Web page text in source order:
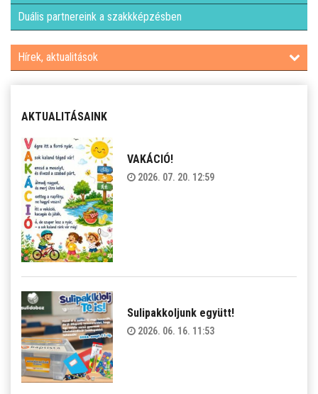
Duális partnereink a szakkképzésben
Hírek, aktualitások
AKTUALITÁSAINK
VAKÁCIÓ!
2026. 07. 20. 12:59
Sulipakkoljunk együtt!
2026. 06. 16. 11:53